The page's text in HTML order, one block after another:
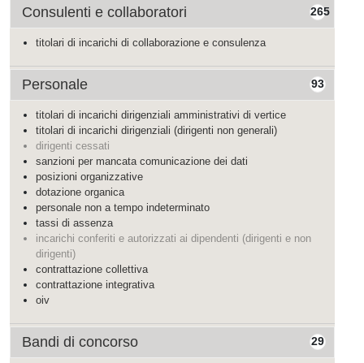
265
Consulenti e collaboratori
titolari di incarichi di collaborazione e consulenza
93
Personale
titolari di incarichi dirigenziali amministrativi di vertice
titolari di incarichi dirigenziali (dirigenti non generali)
dirigenti cessati
sanzioni per mancata comunicazione dei dati
posizioni organizzative
dotazione organica
personale non a tempo indeterminato
tassi di assenza
incarichi conferiti e autorizzati ai dipendenti (dirigenti e non
dirigenti)
contrattazione collettiva
contrattazione integrativa
oiv
29
Bandi di concorso